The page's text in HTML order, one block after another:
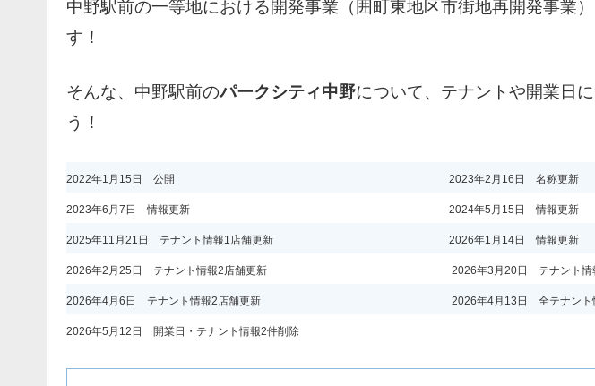
中野駅前の一等地における開発事業（囲町東地区市街地再開発事業
す！
そんな、中野駅前のパークシティ中野について、テナントや開業日
う！
2022年1月15日 公開 2023年2月16日 名称更新
2023年6月7日 情報更新 2024年5月15日 情報更新
2025年11月21日 テナント情報1店舗更新 2026年1月14日 情報更新
2026年2月25日 テナント情報2店舗更新 2026年3月20日 テナント情
2026年4月6日 テナント情報2店舗更新 2026年4月13日 全テナント
2026年5月12日 開業日・テナント情報2件削除